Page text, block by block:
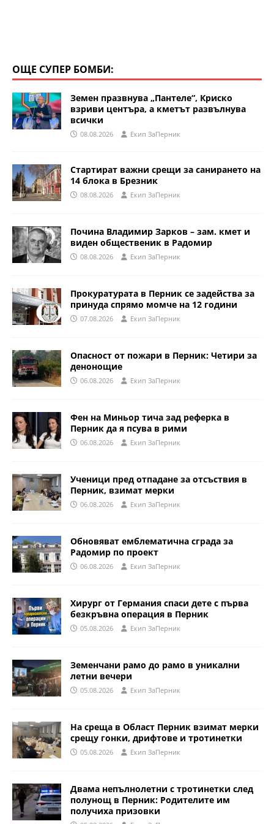
ОЩЕ СУПЕР БОМБИ:
Земен празвнува „Пантеле“, Криско
взриви центъра, а кметът развълнува
всички
08.08.2026 Eкип ЗаПерник
Стартират важни срещи за санирането на
14 блока в Брезник
08.08.2026 Eкип ЗаПерник
Почина Владимир Зарков – зам. кмет и
виден общественик в Радомир
08.08.2026 Eкип ЗаПерник
Прокуратурата в Перник се задейства за
принуда спрямо момче на 12 години
07.08.2026 Eкип ЗаПерник
Опасност от пожари в Перник: Четири за
денонощие
06.08.2026 Eкип ЗаПерник
Фен на Миньор тича зад реферка в
Перник да я псува в рими
06.08.2026 Eкип ЗаПерник
Ученици пред отпадане за отсъствия в
Перник, взимат мерки
06.08.2026 Eкип ЗаПерник
Обновяват емблематична сграда за
Радомир по проект
06.08.2026 Eкип ЗаПерник
Хирург от Германия спаси дете с първа
безкръвна операция в Перник
05.08.2026 Eкип ЗаПерник
Земенчани рамо до рамо в уникални
летни вечери
05.08.2026 Eкип ЗаПерник
На среща в Област Перник взимат мерки
срещу гонки, дрифтове и тротинетки
05.08.2026 Eкип ЗаПерник
Двама непълнолетни с тротинетки след
полунощ в Перник: Родителите им
получиха призовки